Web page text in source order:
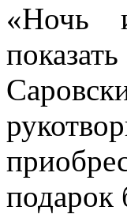
«Ночь
подарок